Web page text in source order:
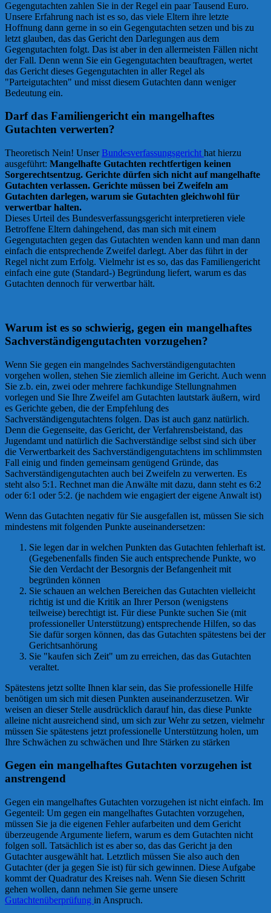
Gegengutachten zahlen Sie in der Regel ein paar Tausend Euro.
Unsere Erfahrung nach ist es so, das viele Eltern ihre letzte
Hoffnung dann gerne in so ein Gegengutachten setzen und bis zu
letzt glauben, das das Gericht den Darlegungen aus dem
Gegengutachten folgt. Das ist aber in den allermeisten Fällen nicht
der Fall. Denn wenn Sie ein Gegengutachten beauftragen, wertet
das Gericht dieses Gegengutachten in aller Regel als
"Parteigutachten" und misst diesem Gutachten dann weniger
Bedeutung ein.
Darf das Familiengericht ein mangelhaftes
Gutachten verwerten?
Theoretisch Nein! UnserBundesverfassungsgericht hat hierzu
ausgeführt: Mangelhafte Gutachten rechtfertigen keinen
Sorgerechtsentzug. Gerichte dürfen sich nicht auf mangelhafte
Gutachten verlassen. Gerichte müssen bei Zweifeln am
Gutachten darlegen, warum sie Gutachten gleichwohl für
verwertbar halten.
Dieses Urteil des Bundesverfassungsgericht interpretieren viele
Betroffene Eltern dahingehend, das man sich mit einem
Gegengutachten gegen das Gutachten wenden kann und man dann
einfach die entsprechende Zweifel darlegt. Aber das führt in der
Regel nicht zum Erfolg. Vielmehr ist es so, das das Familiengericht
einfach eine gute (Standard-) Begründung liefert, warum es das
Gutachten dennoch für verwertbar hält.
Warum ist es so schwierig, gegen ein mangelhaftes
Sachverständigengutachten vorzugehen?
Wenn Sie gegen ein mangelndes Sachverständigengutachten
vorgehen wollen, stehen Sie ziemlich alleine im Gericht. Auch wenn
Sie z.b. ein, zwei oder mehrere fachkundige Stellungnahmen
vorlegen und Sie Ihre Zweifel am Gutachten lautstark äußern, wird
es Gerichte geben, die der Empfehlung des
Sachverständigengutachtens folgen. Das ist auch ganz natürlich.
Denn die Gegenseite, das Gericht, der Verfahrensbeistand, das
Jugendamt und natürlich die Sachverständige selbst sind sich über
die Verwertbarkeit des Sachverständigengutachtens im schlimmsten
Fall einig und finden gemeinsam genügend Gründe, das
Sachverständigengutachten auch bei Zweifeln zu verwerten. Es
steht also 5:1. Rechnet man die Anwälte mit dazu, dann steht es 6:2
oder 6:1 oder 5:2. (je nachdem wie engagiert der eigene Anwalt ist)
Wenn das Gutachten negativ für Sie ausgefallen ist, müssen Sie sich
mindestens mit folgenden Punkte auseinandersetzen:
Sie legen dar in welchen Punkten das Gutachten fehlerhaft ist.
(Gegebenenfalls finden Sie auch entsprechende Punkte, wo
Sie den Verdacht der Besorgnis der Befangenheit mit
begründen können
Sie schauen an welchen Bereichen das Gutachten vielleicht
richtig ist und die Kritik an Ihrer Person (wenigstens
teilweise) berechtigt ist. Für diese Punkte suchen Sie (mit
professioneller Unterstützung) entsprechende Hilfen, so das
Sie dafür sorgen können, das das Gutachten spätestens bei der
Gerichtsanhörung
Sie "kaufen sich Zeit" um zu erreichen, das das Gutachten
veraltet.
Spätestens jetzt sollte Ihnen klar sein, das Sie professionelle Hilfe
benötigen um sich mit diesen Punkten auseinanderzusetzen. Wir
weisen an dieser Stelle ausdrücklich darauf hin, das diese Punkte
alleine nicht ausreichend sind, um sich zur Wehr zu setzen, vielmehr
müssen Sie spätestens jetzt professionelle Unterstützung holen, um
Ihre Schwächen zu schwächen und Ihre Stärken zu stärken
Gegen ein mangelhaftes Gutachten vorzugehen ist
anstrengend
Gegen ein mangelhaftes Gutachten vorzugehen ist nicht einfach. Im
Gegenteil: Um gegen ein mangelhaftes Gutachten vorzugehen,
müssen Sie ja die eigenen Fehler aufarbeiten und dem Gericht
überzeugende Argumente liefern, warum es dem Gutachten nicht
folgen soll. Tatsächlich ist es aber so, das das Gericht ja den
Gutachter ausgewählt hat. Letztlich müssen Sie also auch den
Gutachter (der ja gegen Sie ist) für sich gewinnen. Diese Aufgabe
kommt der Quadratur des Kreises nah. Wenn Sie diesen Schritt
gehen wollen, dann nehmen Sie gerne unsere
Gutachtenüberprüfung in Anspruch.